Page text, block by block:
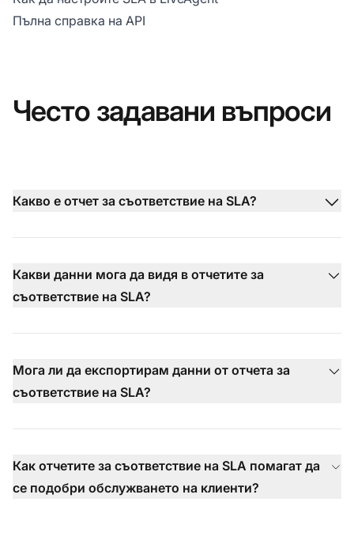
Пълна справка на API
Често задавани въпроси
Какво е отчет за съответствие на SLA?
Какви данни мога да видя в отчетите за
съответствие на SLA?
Мога ли да експортирам данни от отчета за
съответствие на SLA?
Как отчетите за съответствие на SLA помагат да
се подобри обслужването на клиенти?